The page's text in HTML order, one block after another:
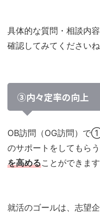
具体的な質問・相談内
確認してみてくださいね
③内々定率の向上
OB訪問（OG訪問）
のサポートをしてもらう
を高めることができます
就活のゴールは、志望